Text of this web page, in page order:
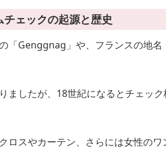
ェックの起源と歴史
「Genggnag」や、フランスの地
ましたが、18世紀になるとチェッ
ロスやカーテン、さらには女性の